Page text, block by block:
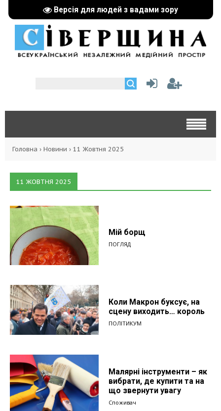
Версія для людей з вадами зору
Головна › Новини › 11 Жовтня 2025
11 ЖОВТНЯ 2025
Мій борщ
ПОГЛЯД
Коли Макрон буксує, на
сцену виходить… король
ПОЛІТИКУМ
Малярні інструменти – як
вибрати, де купити та на
що звернути увагу
Споживач